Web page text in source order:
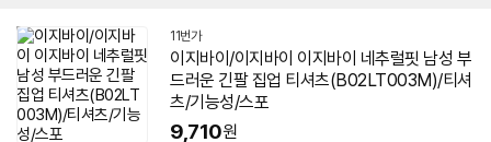
11번가
이지바이/이지바이 이지바이 네추럴핏 남성 부
드러운 긴팔 집업 티셔츠(B02LT003M)/티셔
츠/기능성/스포
9,710원